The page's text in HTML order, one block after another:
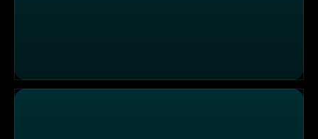
Nussnougatglas-Rezepte